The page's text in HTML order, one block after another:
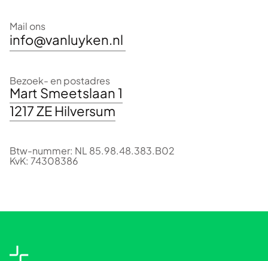
Mail ons
info@vanluyken.nl
Bezoek- en postadres
Mart Smeetslaan 1
1217 ZE Hilversum
Btw-nummer: NL 85.98.48.383.B02
KvK: 74308386